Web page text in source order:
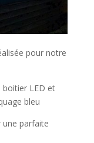
pour notre
boitier LED et
bleu
une parfaite